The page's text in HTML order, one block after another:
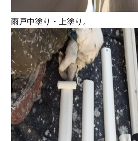
雨戸中塗り・上塗り。